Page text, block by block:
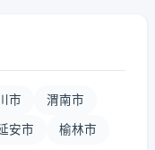
市 渭南市
安市 榆林市